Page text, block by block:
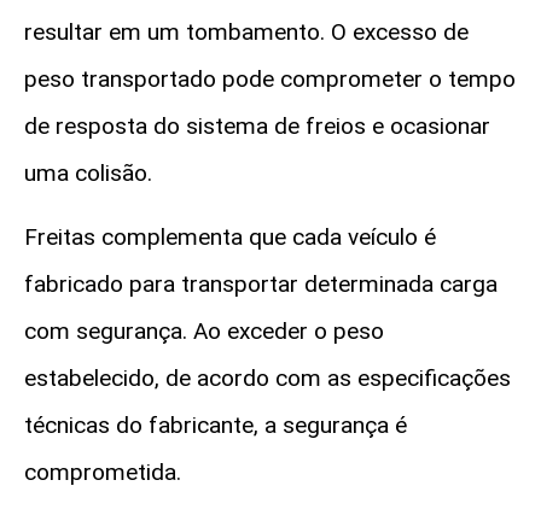
resultar em um tombamento. O excesso de
peso transportado pode comprometer o tempo
de resposta do sistema de freios e ocasionar
uma colisão.
Freitas complementa que cada veículo é
fabricado para transportar determinada carga
com segurança. Ao exceder o peso
estabelecido, de acordo com as especificações
técnicas do fabricante, a segurança é
comprometida.